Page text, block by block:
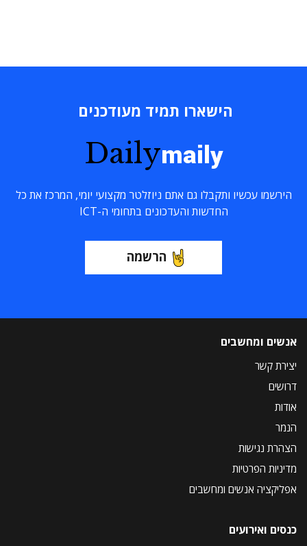
הישארו תמיד מעודכנים
Dailymaily
הירשמו עכשיו ותקבלו גם אתם ניוזלטר מקצועי יומי, המרכז את כל
החדשות והעדכונים בתחומי ה-ICT
הרשמה
אנשים ומחשבים
יצירת קשר
דרושים
אודות
הנמר
הצהרת נגישות
מדיניות הפרטיות
אפליקציה אנשים ומחשבים
כנסים ואירועים